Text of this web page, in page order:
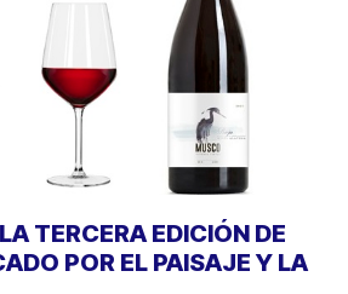
TERCERA EDICIÓN DE
POR EL PAISAJE Y LA